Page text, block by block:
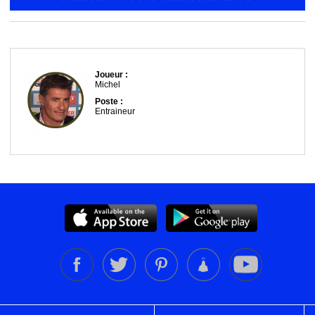
Joueur :
Michel
Poste :
Entraineur